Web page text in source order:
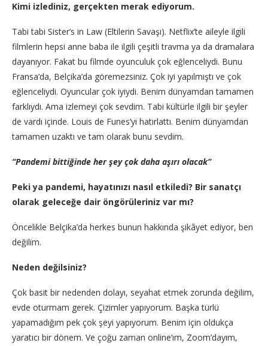
Kimi izlediniz, gerçekten merak ediyorum.
Tabi tabi Sister’s in Law (Eltilerin Savaşı). Netflix’te aileyle ilgili
filmlerin hepsi anne baba ile ilgili çeşitli travma ya da dramalara
dayanıyor. Fakat bu filmde oyunculuk çok eğlenceliydi. Bunu
Fransa’da, Belçika’da göremezsiniz. Çok iyi yapılmıştı ve çok
eğlenceliydi. Oyuncular çok iyiydi. Benim dünyamdan tamamen
farklıydı. Ama izlemeyi çok sevdim. Tabi kültürle ilgili bir şeyler
de vardı içinde. Louis de Funes’yi hatırlattı. Benim dünyamdan
tamamen uzaktı ve tam olarak bunu sevdim.
“Pandemi bittiğinde her şey çok daha aşırı olacak”
Peki ya pandemi, hayatınızı nasıl etkiledi? Bir sanatçı
olarak geleceğe dair öngörüleriniz var mı?
Öncelikle Belçika’da herkes bunun hakkında şikâyet ediyor, ben
değilim.
Neden değilsiniz?
Çok basit bir nedenden dolayı, seyahat etmek zorunda değilim,
evde oturmam gerek. Çizimler yapıyorum. Başka türlü
yapamadığım pek çok şeyi yapıyorum. Benim için oldukça
yaratıcı bir dönem. Ve çoğu zaman online’ım, Zoom’dayım,